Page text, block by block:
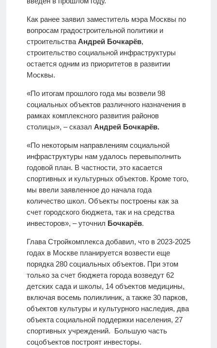
Как ранее заявил заместитель мэра Москвы по
вопросам градостроительной политики и
строительства Андрей Бочкарёв,
строительство социальной инфраструктуры
остается одним из приоритетов в развитии
Москвы.
«По итогам прошлого года мы возвели 98
социальных объектов различного назначения в
рамках комплексного развития районов
столицы», – сказал Андрей Бочкарёв.
«По некоторым направлениям социальной
инфраструктуры нам удалось перевыполнить
годовой план. В частности, это касается
спортивных и культурных объектов. Кроме того,
мы ввели заявленное до начала года
количество школ. Объекты построены как за
счет городского бюджета, так и на средства
инвесторов», – уточнил Бочкарёв.
Глава Стройкомплекса добавил, что в 2023-2025
годах в Москве планируется возвести еще
порядка 280 социальных объектов. При этом
только за счет бюджета города возведут 62
детских сада и школы, 14 объектов медицины,
включая восемь поликлиник, а также 30 парков,
объектов культуры и культурного наследия, два
объекта социальной поддержки населения, 27
спортивных учреждений. Большую часть
соцобъектов построят инвесторы.